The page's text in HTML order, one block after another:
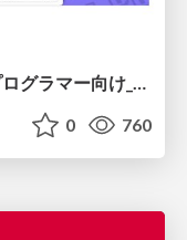
0 760